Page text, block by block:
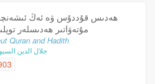
ھەدىس قۇددۇس ۋە ئەڭ
مۇتەۋاتىر ھەدىسلەر
Quran and Hadith
جلال الدين